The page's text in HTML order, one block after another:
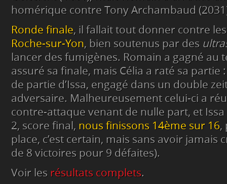
homérique contre Tony Archambaud
Ronde finale, il fallait tout donner contre
Roche-sur-Yon, bien soutenus par des
lancer des fumigènes. Romain a gagné au
assuré sa finale, mais Célia a raté sa partie
de partie d’Issa, engagé dans un double
adversaire. Malheureusement celui-ci a
contre-attaque venant de nulle part, et Issa
2, score final, nous finissons 14ème sur 16,
place, c’est certain, mais sans avoir jamais
de 8 victoires pour 9 défaites).
Voir les résultats complets.